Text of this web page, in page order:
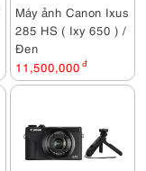
Máy ảnh Canon Ixus
285 HS ( Ixy 650 ) /
Đen
11,500,000 đ